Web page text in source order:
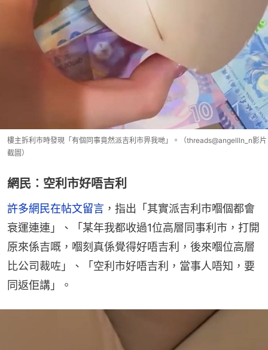
樓主拆利市時發現「有個同事竟然派吉利市畀我哋」。（threads@angellln_n影片
截圖）
網民︰空利市好唔吉利
許多網民在帖文留言 ，指出「其實派吉利市嗰個都會
衰運連連」、「某年我都收過1位高層同事利市，打開
原來係吉嘅，嗰刻真係覺得好唔吉利，後來嗰位高層
比公司裁咗」、「空利市好唔吉利，當事人唔知，要
同返佢講」。